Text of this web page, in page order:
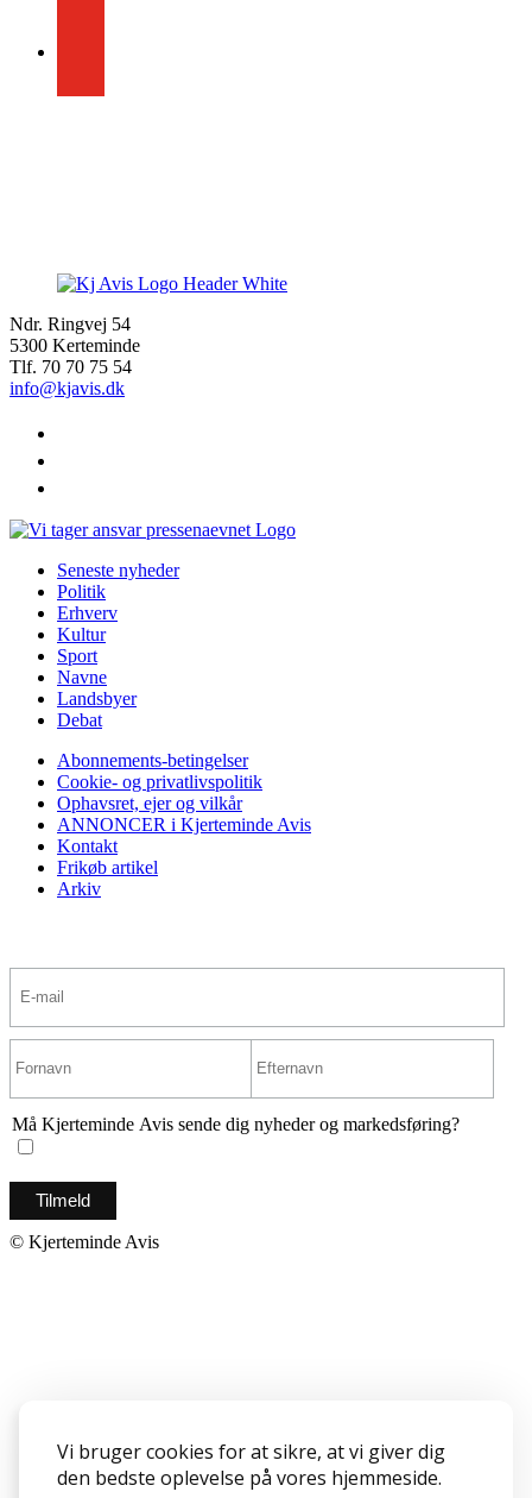
Vi bruger cookies for at sikre, at vi giver dig
den bedste oplevelse på vores hjemmeside.
Ndr. Ringvej 54
5300 Kerteminde
Tlf. 70 70 75 54
info@kjavis.dk
Seneste nyheder
Politik
Erhverv
Kultur
Sport
Navne
Landsbyer
Debat
Abonnements-betingelser
Cookie- og privatlivspolitik
Ophavsret, ejer og vilkår
ANNONCER i Kjerteminde Avis
Kontakt
Frikøb artikel
Arkiv
Må Kjerteminde Avis sende dig nyheder og markedsføring?
© Kjerteminde Avis